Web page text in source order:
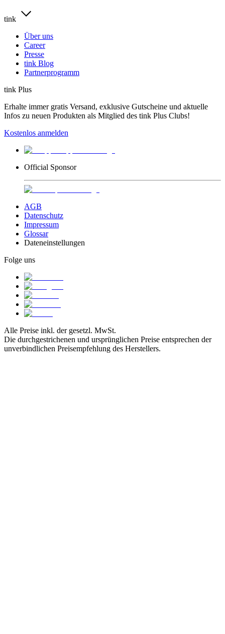
tink
Über uns
Career
Presse
tink Blog
Partnerprogramm
tink Plus
Erhalte immer gratis Versand, exklusive Gutscheine und aktuelle
Infos zu neuen Produkten als Mitglied des tink Plus Clubs!
Kostenlos anmelden
Official Sponsor
AGB
Datenschutz
Impressum
Glossar
Dateneinstellungen
Folge uns
Alle Preise inkl. der gesetzl. MwSt.
Die durchgestrichenen und ursprünglichen Preise entsprechen der
unverbindlichen Preisempfehlung des Herstellers.